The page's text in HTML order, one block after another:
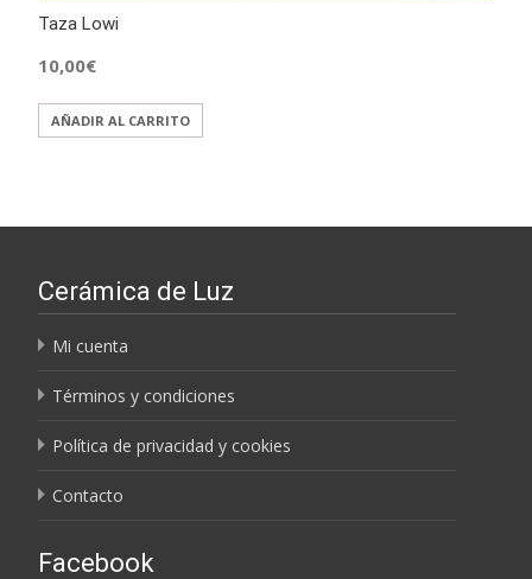
Taza Lowi
10,00€
AÑADIR AL CARRITO
Cerámica de Luz
Mi cuenta
Términos y condiciones
Política de privacidad y cookies
Contacto
Facebook